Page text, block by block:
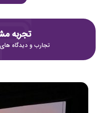
تجربه
تجارب و دیدگاه